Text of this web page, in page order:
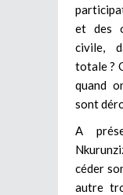
et des
civile,
totale ?
quand
sont
A
céder
autre